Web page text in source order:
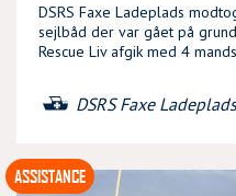
DSRS Faxe Ladeplads
sejlbåd der var gået på
Rescue Liv afgik med 4
DSRS Faxe Ladeplads
ASSISTANCE